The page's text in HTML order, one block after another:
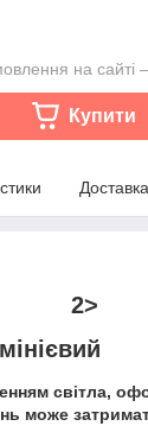
на сайті
Купити
Доставка
2>
світла,
може